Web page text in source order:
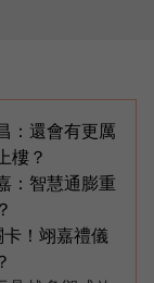
：還會有更厲
樓？
：智慧通膨重
！翊嘉禮儀